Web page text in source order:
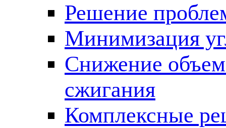
Решение
Минимизация
Снижение
сжигания
Комплексные